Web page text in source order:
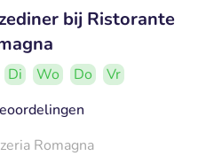
bij Ristorante
Di Wo Do
Vr
Romagna